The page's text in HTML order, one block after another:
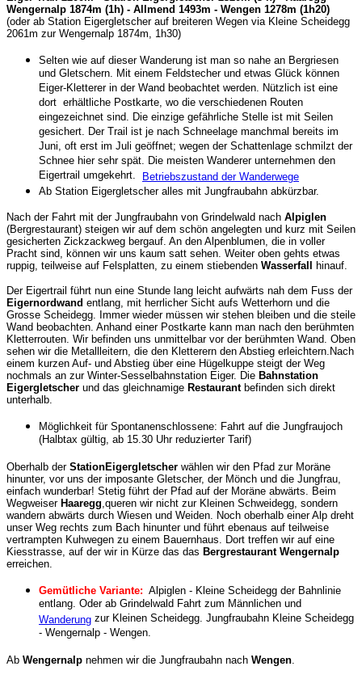
Wengernalp 1874m (1h) - Allmend 1493m - Wengen 1278m (1h20)
(oder ab Station Eigergletscher auf breiteren Wegen via Kleine Scheidegg
2061m zur Wengernalp 1874m, 1h30)
Selten wie auf dieser Wanderung ist man so nahe an Bergriesen
und Gletschern. Mit einem Feldstecher und etwas Glück können
Eiger-Kletterer in der Wand beobachtet werden. Nützlich ist eine
dort erhältliche Postkarte, wo die verschiedenen Routen
eingezeichnet sind. Die einzige gefährliche Stelle ist mit Seilen
gesichert. Der Trail ist je nach Schneelage manchmal bereits im
Juni, oft erst im Juli geöffnet; wegen der Schattenlage schmilzt der
Schnee hier sehr spät. Die meisten Wanderer unternehmen den
Eigertrail umgekehrt.
Betriebszustand der Wanderwege
Ab Station Eigergletscher alles mit Jungfraubahn abkürzbar.
Nach der Fahrt mit der Jungfraubahn von Grindelwald nach Alpiglen
(Bergrestaurant) steigen wir auf dem schön angelegten und kurz mit Seilen
gesicherten Zickzackweg bergauf. An den Alpenblumen, die in voller
Pracht sind, können wir uns kaum satt sehen. Weiter oben gehts etwas
ruppig, teilweise auf Felsplatten, zu einem stiebenden Wasserfall hinauf.
Der Eigertrail führt nun eine Stunde lang leicht aufwärts nah dem Fuss der
Eigernordwand entlang, mit herrlicher Sicht aufs Wetterhorn und die
Grosse Scheidegg. Immer wieder müssen wir stehen bleiben und die steile
Wand beobachten. Anhand einer Postkarte kann man nach den berühmten
Kletterrouten. Wir befinden uns unmittelbar vor der berühmten Wand. Oben
sehen wir die Metallleitern, die den Kletterern den Abstieg erleichtern.Nach
einem kurzen Auf- und Abstieg über eine Hügelkuppe steigt der Weg
nochmals an zur Winter-Sesselbahnstation Eiger. Die Bahnstation
Eigergletscher und das gleichnamige Restaurantbefinden sich direkt
unterhalb.
Möglichkeit für Spontanenschlossene: Fahrt auf die Jungfraujoch
(Halbtax gültig, ab 15.30 Uhr reduzierter Tarif)
Oberhalb der StationEigergletscher wählen wir den Pfad zur Moräne
hinunter, vor uns der imposante Gletscher, der Mönch und die Jungfrau,
einfach wunderbar! Stetig führt der Pfad auf der Moräne abwärts. Beim
Wegweiser Haaregg,queren wir nicht zur Kleinen Schweidegg, sondern
wandern abwärts durch Wiesen und Weiden. Noch oberhalb einer Alp dreht
unser Weg rechts zum Bach hinunter und führt ebenaus auf teilweise
vertrampten Kuhwegen zu einem Bauernhaus. Dort treffen wir auf eine
Kiesstrasse, auf der wir in Kürze das das Bergrestaurant Wengernalp
erreichen.
Gemütliche Variante: Alpiglen - Kleine Scheidegg der Bahnlinie
entlang. Oder ab Grindelwald Fahrt zum Männlichen und
Wanderung zur Kleinen Scheidegg. Jungfraubahn Kleine Scheidegg
- Wengernalp - Wengen.
Ab Wengernalp nehmen wir die Jungfraubahn nach Wengen.